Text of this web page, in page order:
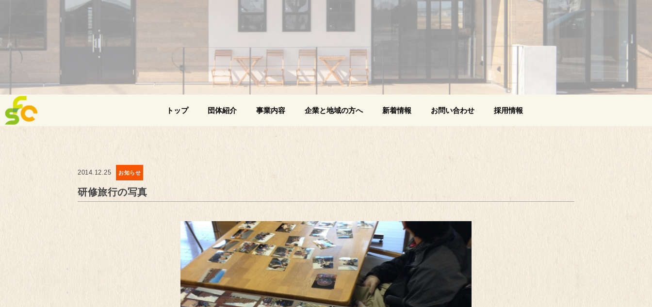
トップ 団体紹介 事業内容 企業と地域の方へ 新着情報 お問い合わせ 採用情報
2014.12.25 お知らせ
研修旅行の写真